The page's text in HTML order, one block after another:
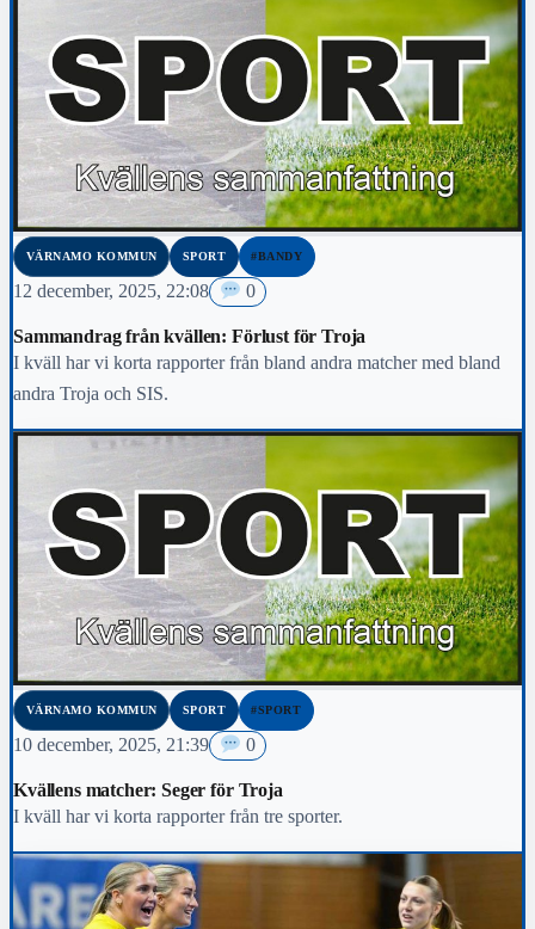
VÄRNAMO KOMMUN SPORT #BANDY
12 december, 2025, 22:08 0
Sammandrag från kvällen: Förlust för Troja
I kväll har vi korta rapporter från bland andra matcher med bland
andra Troja och SIS.
VÄRNAMO KOMMUN SPORT #SPORT
10 december, 2025, 21:39 0
Kvällens matcher: Seger för Troja
I kväll har vi korta rapporter från tre sporter.